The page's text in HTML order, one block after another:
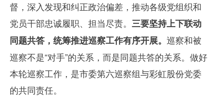
督，深入发现和纠正政治偏差，推动各级党组织和
党员干部忠诚履职、担当尽责。 三要坚持上下联动
同题共答，统筹推进巡察工作有序开展。 巡察和被
巡察不是“对手”的关系，而是同题共答的关系。做好
本轮巡察工作，是市委第六巡察组与彩虹股份党委
的共同责任。